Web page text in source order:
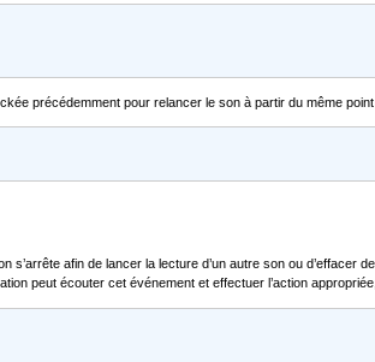
précédemment pour relancer le son à partir du même point
s’arrête afin de lancer la lecture d’un autre son ou
peut écouter cet événement et effectuer l’action